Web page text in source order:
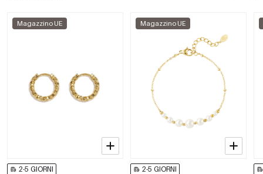
Magazzino UE
2-5 GIORNI
Magazzino UE
2-5 GIORNI